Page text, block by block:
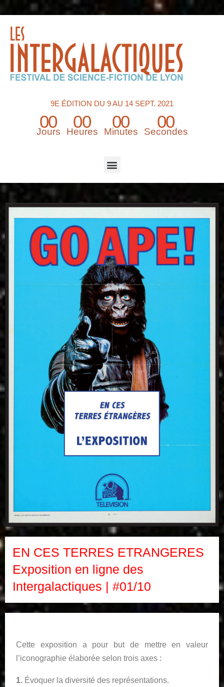
9E ÉDITION DU 9 AU 14 SEPT. 2021
00
Jours
00
Heures
00
Minutes
00
Secondes
Menu
EN CES TERRES ETRANGERES
Exposition en ligne des
Intergalactiques | #01/10
Cette exposition a pour but de mettre en valeur
l’iconographie élaborée selon trois axes :
1. Évoquer la diversité des représentations.